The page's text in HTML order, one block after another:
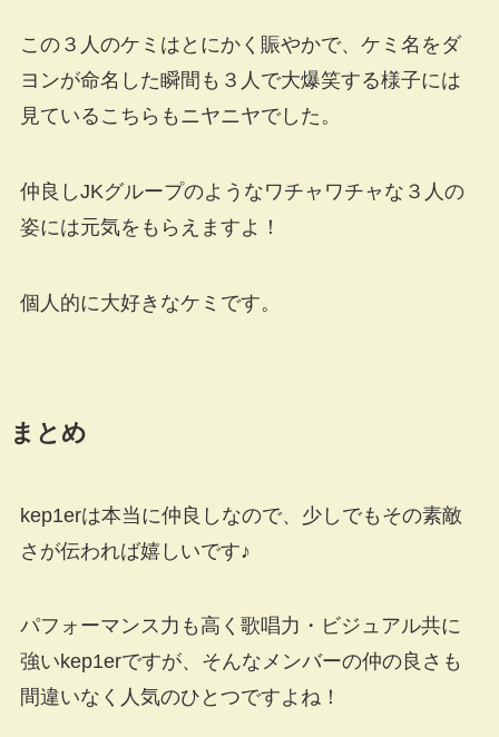
この３人のケミはとにかく賑やかで、ケミ名をダ
ヨンが命名した瞬間も３人で大爆笑する様子には
見ているこちらもニヤニヤでした。
仲良しJKグループのようなワチャワチャな３人の
姿には元気をもらえますよ！
個人的に大好きなケミです。
まとめ
kep1erは本当に仲良しなので、少しでもその素敵
さが伝われば嬉しいです♪
パフォーマンス力も高く歌唱力・ビジュアル共に
強いkep1erですが、そんなメンバーの仲の良さも
間違いなく人気のひとつですよね！